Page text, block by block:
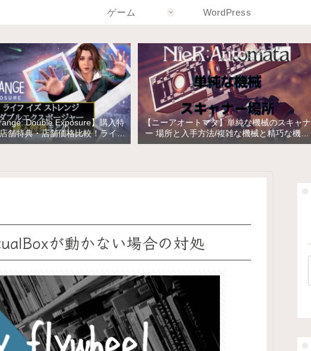
ゲーム WordPress
Double Exposure】購入特
舗特典・店舗価格比較！ライフ
ンジ ダブルエクスポージャー
【ニーアオートマタ】単純な機械のスキャナ
ー 場所と入手方法/複雑な機械と精巧な機械
の入手
が動かない場合の対処